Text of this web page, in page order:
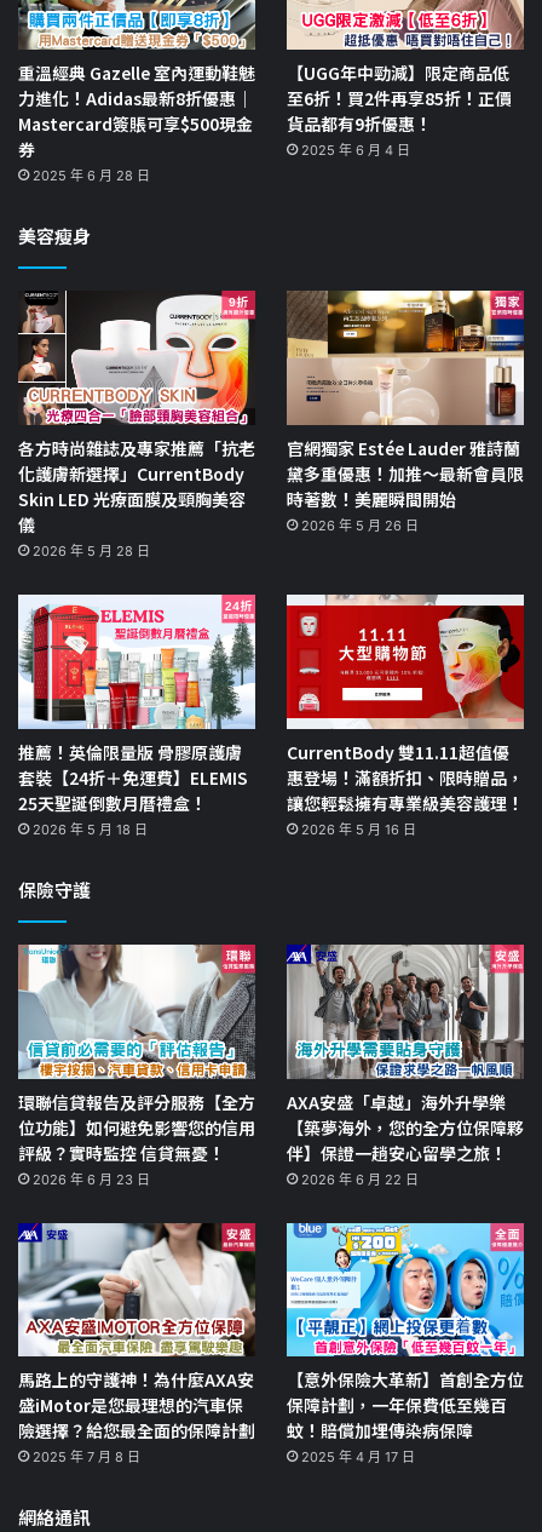
重溫經典 Gazelle 室內運動鞋魅
力進化！Adidas最新8折優惠｜
Mastercard簽賬可享$500現金
券
2025 年 6 月 28 日
【UGG年中勁減】限定商品低
至6折！買2件再享85折！正價
貨品都有9折優惠！
2025 年 6 月 4 日
美容瘦身
各方時尚雜誌及專家推薦「抗老
化護膚新選擇」CurrentBody
Skin LED 光療面膜及頸胸美容
儀
2026 年 5 月 28 日
官網獨家 Estée Lauder 雅詩蘭
黛多重優惠！加推～最新會員限
時著數！美麗瞬間開始
2026 年 5 月 26 日
推薦！英倫限量版 骨膠原護膚
套裝【24折＋免運費】ELEMIS
25天聖誕倒數月曆禮盒！
2026 年 5 月 18 日
CurrentBody 雙11.11超值優
惠登場！滿額折扣、限時贈品，
讓您輕鬆擁有專業級美容護理！
2026 年 5 月 16 日
保險守護
環聯信貸報告及評分服務【全方
位功能】如何避免影響您的信用
評級？實時監控 信貸無憂！
2026 年 6 月 23 日
AXA安盛「卓越」海外升學樂
【築夢海外，您的全方位保障夥
伴】保證一趟安心留學之旅！
2026 年 6 月 22 日
馬路上的守護神！為什麼AXA安
盛iMotor是您最理想的汽車保
險選擇？給您最全面的保障計劃
2025 年 7 月 8 日
【意外保險大革新】首創全方位
保障計劃，一年保費低至幾百
蚊！賠償加埋傳染病保障
2025 年 4 月 17 日
網絡通訊